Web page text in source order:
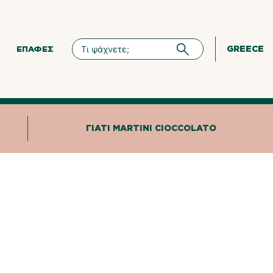
ΕΠΑΦΈΣ GREECE
ΓΙΑΤΊ MARTINI CIOCCOLATO